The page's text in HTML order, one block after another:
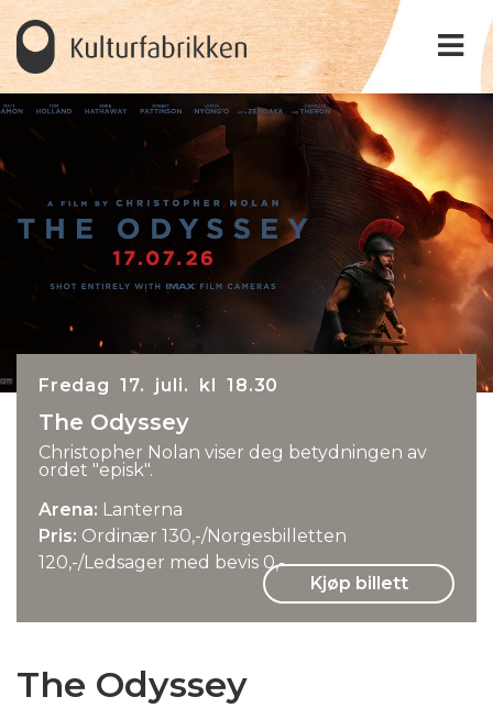
Fredag 17. juli. kl 18.30
The Odyssey
Christopher Nolan viser deg betydningen av
ordet "episk".
Arena: Lanterna
Pris: Ordinær 130,-/Norgesbilletten
120,-/Ledsager med bevis 0,-
Kjøp billett
The Odyssey